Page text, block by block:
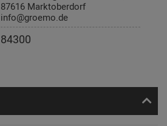
87616 Marktoberdorf
info@groemo.de
84300